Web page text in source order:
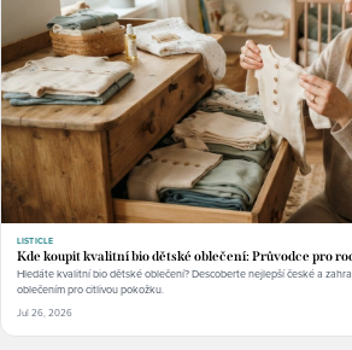
LISTICLE
Kde koupit kvalitní bio dětské oblečení: Průvodce pro
Hledáte kvalitní bio dětské oblečení? Descoberte nejlepší české a
oblečením pro citlivou pokožku.
Jul 26, 2026